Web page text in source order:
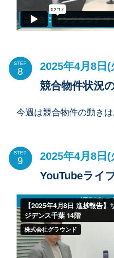
STEP
2025年4月8日(
競合物件状況
今週は競合物件の動き
STEP
2025年4月8日(
YouTubeライ